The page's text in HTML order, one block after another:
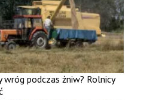
wróg podczas żniw? Rolnicy